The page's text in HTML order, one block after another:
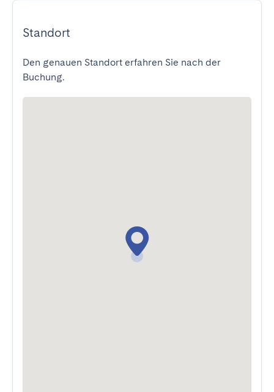
Standort
Den genauen Standort erfahren Sie nach der
Buchung.